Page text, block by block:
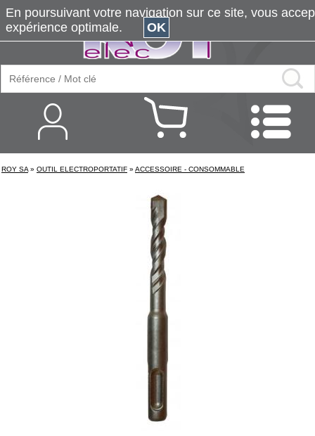
ROY SA » OUTIL ELECTROPORTATIF » ACCESSOIRE - CONSOMMABLE
En poursuivant votre navigation sur ce site, vous
expérience optimale.
OK